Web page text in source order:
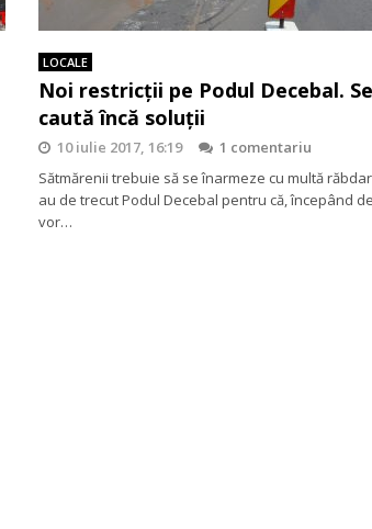
LOCALE
Noi restricții pe Podul Decebal. Se
caută încă soluții
10 iulie 2017, 16:19
1 comentariu
Sătmărenii trebuie să se înarmeze cu multă
au de trecut Podul Decebal pentru că, începând
vor…